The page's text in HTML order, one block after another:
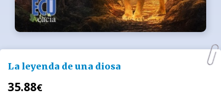
La leyenda de una diosa
35.88€